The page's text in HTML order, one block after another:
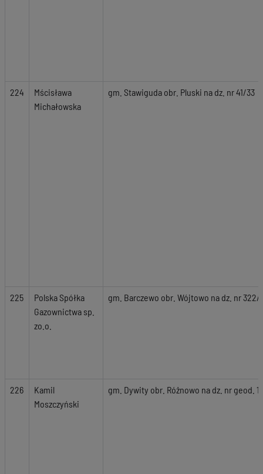
224
Mścisława
Michałowska
gm. Stawiguda obr. Pluski na dz. nr 41/33
225
Polska Spółka
Gazownictwa sp.
zo.o.
gm. Barczewo obr. Wójtowo na dz. nr
226
Kamil
Moszczyński
gm. Dywity obr. Różnowo na dz. nr geod.